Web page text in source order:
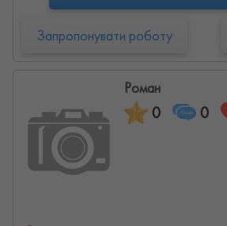
Запропонувати роботу
Роман
0 0